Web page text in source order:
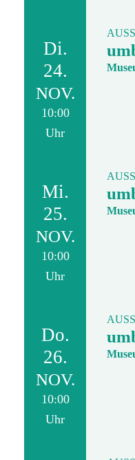
Di.
24.
NOV.
10:00
Uhr
Mi.
25.
NOV.
10:00
Uhr
Do.
26.
NOV.
10:00
Uhr